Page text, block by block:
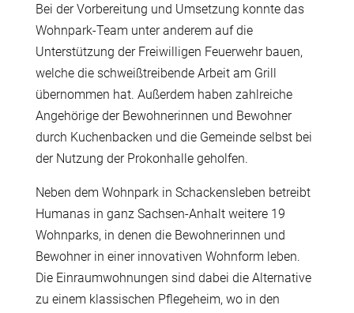
Bei der Vorbereitung und Umsetzung konnte das
Wohnpark-Team unter anderem auf die
Unterstützung der Freiwilligen Feuerwehr bauen,
welche die schweißtreibende Arbeit am Grill
übernommen hat. Außerdem haben zahlreiche
Angehörige der Bewohnerinnen und Bewohner
durch Kuchenbacken und die Gemeinde selbst bei
der Nutzung der Prokonhalle geholfen.
Neben dem Wohnpark in Schackensleben betreibt
Humanas in ganz Sachsen-Anhalt weitere 19
Wohnparks, in denen die Bewohnerinnen und
Bewohner in einer innovativen Wohnform leben.
Die Einraumwohnungen sind dabei die Alternative
zu einem klassischen Pflegeheim, wo in den